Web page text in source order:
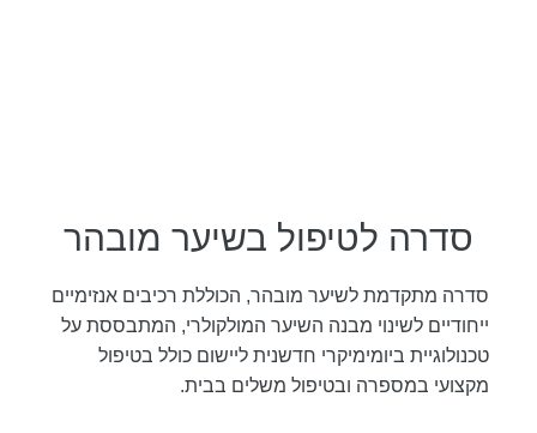
סדרה לטיפול בשיער מובהר
סדרה מתקדמת לשיער מובהר, הכוללת רכיבים אנזימיים
ייחודיים לשינוי מבנה השיער המולקולרי, המתבססת על
טכנולוגיית ביומימיקרי חדשנית ליישום כולל בטיפול
מקצועי במספרה ובטיפול משלים בבית.